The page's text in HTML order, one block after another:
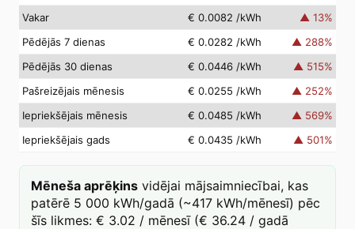
Vakar
€ 0.0082 /kWh ▲ 13%
Pēdējās 7 dienas
€ 0.0282 /kWh ▲ 288%
Pēdējās 30 dienas
€ 0.0446 /kWh ▲ 515%
Pašreizējais mēnesis
€ 0.0255 /kWh ▲ 252%
Iepriekšējais mēnesis
€ 0.0485 /kWh ▲ 569%
Iepriekšējais gads
€ 0.0435 /kWh ▲ 501%
Mēneša aprēķins vidējai mājsaimniecībai, kas
patērē 5 000 kWh/gadā (~417 kWh/mēnesī) pēc
šīs likmes: € 3.02 / mēnesī (€ 36.24 / gadā